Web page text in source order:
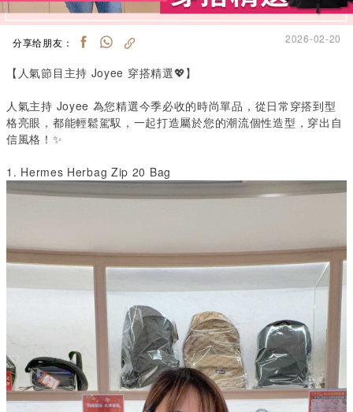
分享给朋友： 2026-02-20
【人氣節目主持 Joyee 穿搭精選💖】
人氣主持 Joyee 為您精選今季必收的時尚單品，從日常穿搭到型
格亮眼，都能輕鬆駕馭，一起打造屬於您的潮流個性造型，穿出自
信風格！✨
1. Hermes Herbag Zip 20 Bag